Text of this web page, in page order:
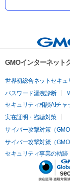
GMOインターネット
世界初総合ネットセキュ
パスワード漏洩診断
セキュリティ相談AIチャ
実在証明・盗聴対策
サイバー攻撃対策（
サイバー攻撃対策（GMO
セキュリティ事業の軌跡